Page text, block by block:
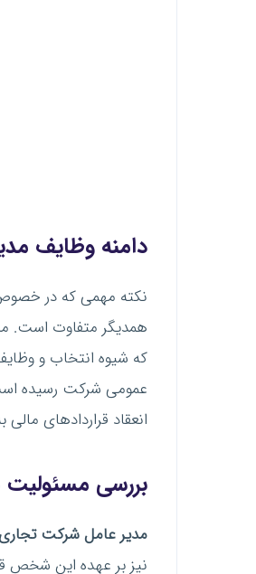
دامنه وظایف
نکته مهمی که در
همدیگر متفاوت است.
که شیوه انتخاب و
عمومی شرکت رسیده
انعقاد قراردادهای
بررسی
مدیرعامل شرکت
نیز بر عهده این شخص